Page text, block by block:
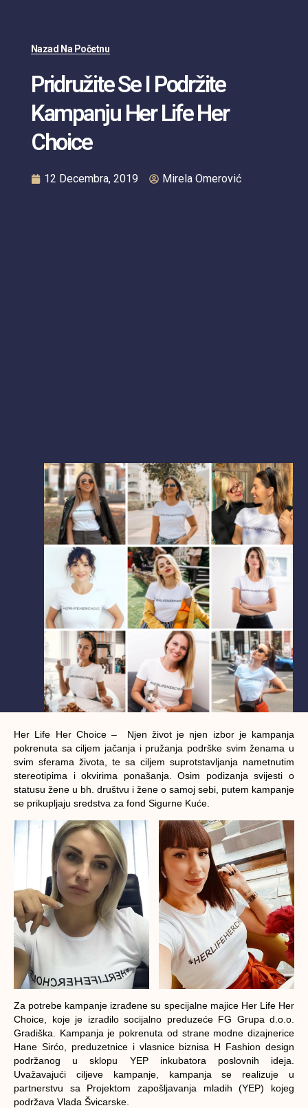
Nazad Na Početnu
Pridružite Se I Podržite
Kampanju Her Life Her
Choice
12 Decembra, 2019 Mirela Omerović
Her Life Her Choice – Njen život je njen izbor je kampanja
pokrenuta sa ciljem jačanja i pružanja podrške svim ženama u
svim sferama života, te sa ciljem suprotstavljanja nametnutim
stereotipima i okvirima ponašanja. Osim podizanja svijesti o
statusu žene u bh. društvu i žene o samoj sebi, putem kampanje
se prikupljaju sredstva za fond Sigurne Kuće.
Za potrebe kampanje izrađene su specijalne majice Her Life Her
Choice, koje je izradilo socijalno preduzeće FG Grupa d.o.o.
Gradiška. Kampanja je pokrenuta od strane modne dizajnerice
Hane Sirćo, preduzetnice i vlasnice biznisa H Fashion design
podržanog u sklopu YEP inkubatora poslovnih ideja.
Uvažavajući ciljeve kampanje, kampanja se realizuje u
partnerstvu sa Projektom zapošljavanja mladih (YEP) kojeg
podržava Vlada Švicarske.